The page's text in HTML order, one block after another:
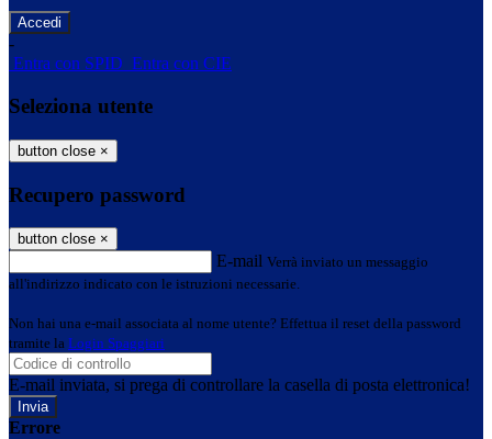
-
Entra con SPID Entra con CIE
Seleziona utente
button close ×
Recupero password
button close ×
E-mail Verrà inviato un messaggio
all'indirizzo indicato con le istruzioni necessarie.
Non hai una e-mail associata al nome utente? Effettua il reset della password
tramite la Login Spaggiari
E-mail inviata, si prega di controllare la casella di posta elettronica!
Errore